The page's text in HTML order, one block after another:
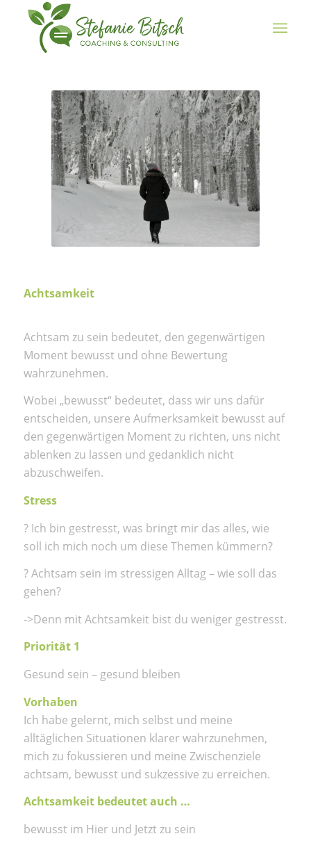
Achtsamkeit
Achtsam zu sein bedeutet, den gegenwärtigen
Moment bewusst und ohne Bewertung
wahrzunehmen.
Wobei „bewusst“ bedeutet, dass wir uns dafür
entscheiden, unsere Aufmerksamkeit bewusst auf
den gegenwärtigen Moment zu richten, uns nicht
ablenken zu lassen und gedanklich nicht
abzuschweifen.
Stress
? Ich bin gestresst, was bringt mir das alles, wie
soll ich mich noch um diese Themen kümmern?
? Achtsam sein im stressigen Alltag – wie soll das
gehen?
->Denn mit Achtsamkeit bist du weniger gestresst.
Priorität 1
Gesund sein – gesund bleiben
Vorhaben
Ich habe gelernt, mich selbst und meine
alltäglichen Situationen klarer wahrzunehmen,
mich zu fokussieren und meine Zwischenziele
achtsam, bewusst und sukzessive zu erreichen.
Achtsamkeit bedeutet auch …
bewusst im Hier und Jetzt zu sein